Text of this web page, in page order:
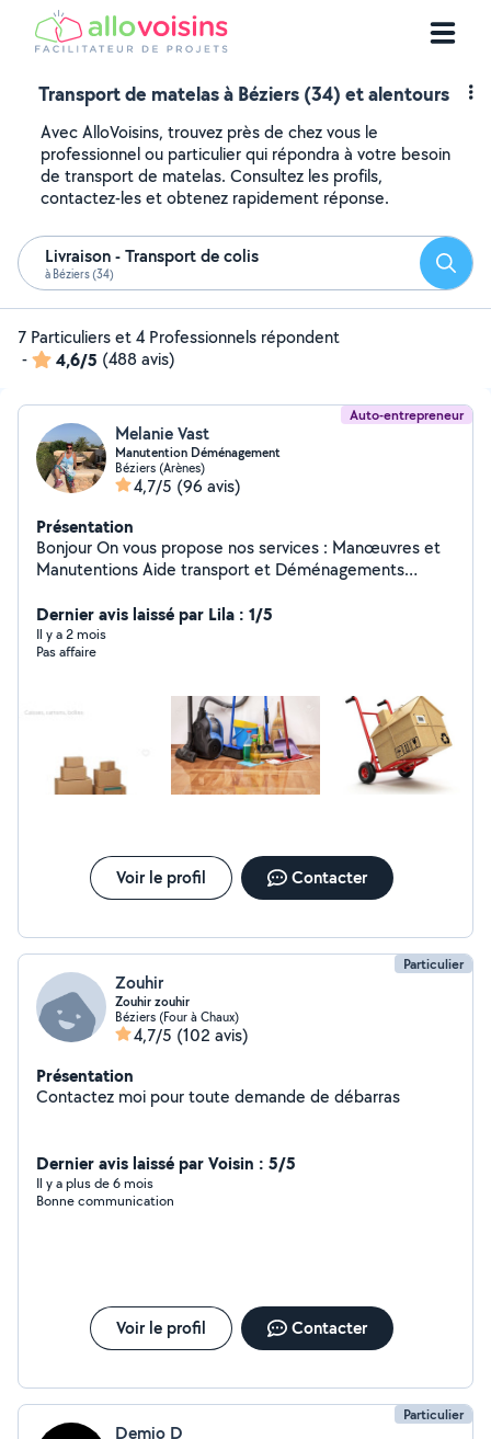
Transport de matelas à Béziers (34) et alentours
Avec AlloVoisins, trouvez près de chez vous le
professionnel ou particulier qui répondra à votre besoin
de transport de matelas. Consultez les profils,
contactez-les et obtenez rapidement réponse.
Livraison - Transport de colis
à Béziers (34)
7 Particuliers et 4 Professionnels répondent
-
4,6/5 (488 avis)
Auto-entrepreneur
Melanie Vast
Manutention Déménagement
Béziers (Arènes)
4,7/5 (96 avis)
Présentation
Bonjour On vous propose nos services : Manœuvres et
Manutentions Aide transport et Déménagements
à domicile et a la vie courante Envoyez-moi un Message
Dernier avis laissé par Lila : 1/5
Il y a 2 mois
Pas affaire
Voir le profil Contacter
Particulier
Zouhir
Zouhir zouhir
Béziers (Four à Chaux)
4,7/5 (102 avis)
Présentation
Contactez moi pour toute demande de débarras
Dernier avis laissé par Voisin : 5/5
Il y a plus de 6 mois
Bonne communication
Voir le profil Contacter
Particulier
Demio D